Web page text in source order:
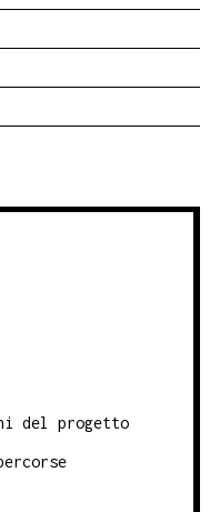
del progetto